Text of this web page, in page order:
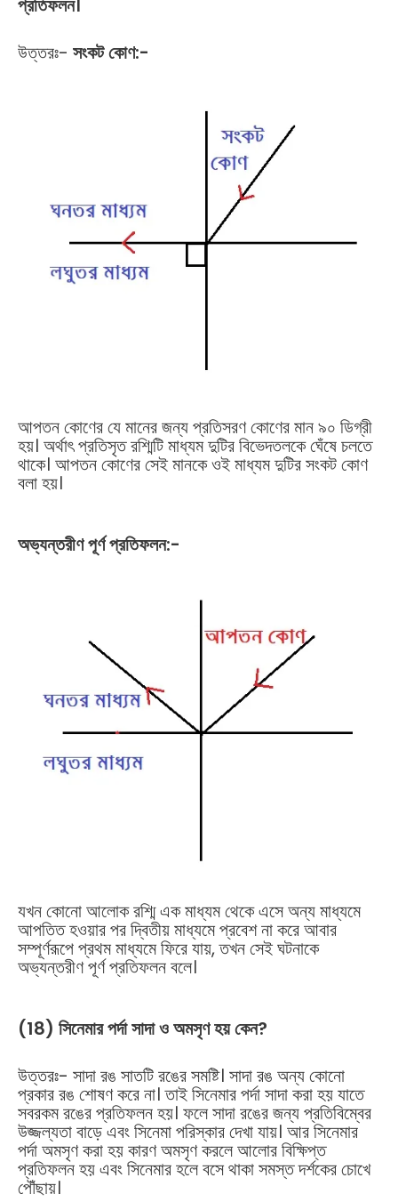
প্রতিফলন।
উত্তরঃ- সংকট কোণ:-
আপতন কোণের যে মানের জন্য প্রতিসরণ কোণের মান ৯০ ডিগ্রী
হয়। অর্থাৎ প্রতিসৃত রশ্মিটি মাধ্যম দুটির বিভেদতলকে ঘেঁষে চলতে
থাকে। আপতন কোণের সেই মানকে ওই মাধ্যম দুটির সংকট কোণ
বলা হয়।
অভ্যন্তরীণ পূর্ণ প্রতিফলন:-
যখন কোনো আলোক রশ্মি এক মাধ্যম থেকে এসে অন্য মাধ্যমে
আপতিত হওয়ার পর দ্বিতীয় মাধ্যমে প্রবেশ না করে আবার
সম্পূর্ণরূপে প্রথম মাধ্যমে ফিরে যায়, তখন সেই ঘটনাকে
অভ্যন্তরীণ পূর্ণ প্রতিফলন বলে।
(18) সিনেমার পর্দা সাদা ও অমসৃণ হয় কেন?
উত্তরঃ- সাদা রঙ সাতটি রঙের সমষ্টি। সাদা রঙ অন্য কোনো
প্রকার রঙ শোষণ করে না। তাই সিনেমার পর্দা সাদা করা হয় যাতে
সবরকম রঙের প্রতিফলন হয়। ফলে সাদা রঙের জন্য প্রতিবিম্বের
উজ্জল্যতা বাড়ে এবং সিনেমা পরিস্কার দেখা যায়। আর সিনেমার
পর্দা অমসৃণ করা হয় কারণ অমসৃণ করলে আলোর বিক্ষিপ্ত
প্রতিফলন হয় এবং সিনেমার হলে বসে থাকা সমস্ত দর্শকের চোখে
পৌঁছায়।